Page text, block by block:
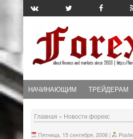
НАЧИНАЮЩИМ ТРЕЙДЕРАМ
Главная » Новости форекс
Пятница, 15 сентября, 2006 |